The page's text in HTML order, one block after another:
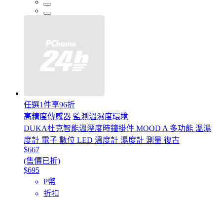
任選1件享96折
高精度傳感器 監測溫濕度環境
DUKA杜克智能溫溼度時鐘掛件 MOOD A 多功能 溫濕
度計 電子 數位 LED 溫度計 濕度計 測量 復古
$667
(售價已折)
$695
P幣
折扣